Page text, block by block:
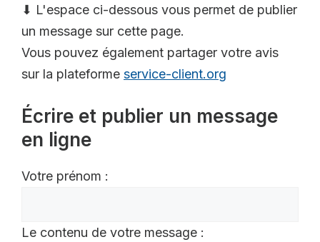
⬇ L'espace ci-dessous vous permet de publier
un message sur cette page.
Vous pouvez également partager votre avis
sur la plateforme service-client.org
Écrire et publier un message
en ligne
Votre prénom :
Le contenu de votre message :